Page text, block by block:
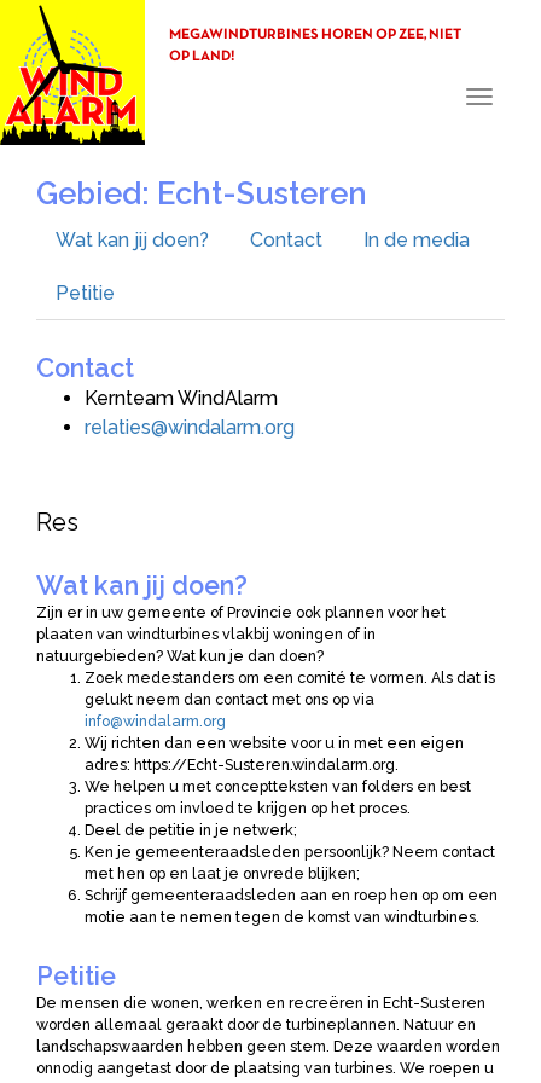
MEGAWINDTURBINES HOREN OP ZEE, NIET
OP LAND!
Toggle
Gebied: Echt-Susteren
Wat kan jij doen? Contact In de media
Petitie
Contact
Kernteam WindAlarm
relaties@windalarm.org
Res
Wat kan jij doen?
Zijn er in uw gemeente of Provincie ook plannen voor het
plaaten van windturbines vlakbij woningen of in
natuurgebieden? Wat kun je dan doen?
Zoek medestanders om een comité te vormen. Als dat is
gelukt neem dan contact met ons op via
info@windalarm.org
Wij richten dan een website voor u in met een eigen
adres: https://Echt-Susteren.windalarm.org.
We helpen u met conceptteksten van folders en best
practices om invloed te krijgen op het proces.
Deel de petitie in je netwerk;
Ken je gemeenteraadsleden persoonlijk? Neem contact
met hen op en laat je onvrede blijken;
Schrijf gemeenteraadsleden aan en roep hen op om een
motie aan te nemen tegen de komst van windturbines.
Petitie
De mensen die wonen, werken en recreëren in Echt-Susteren
worden allemaal geraakt door de turbineplannen. Natuur en
landschapswaarden hebben geen stem. Deze waarden worden
onnodig aangetast door de plaatsing van turbines. We roepen u